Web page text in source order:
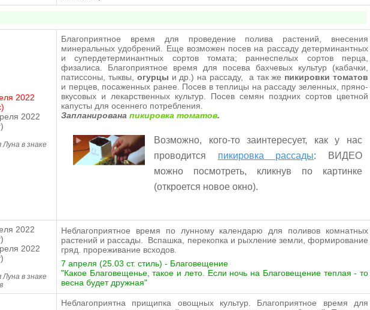
2022
2022
в знаке
Благоприятное время для проведение полива растений, внесения
минеральных удобрений. Еще возможен посев на рассаду детерминантных
и супердетерминантных сортов томата; раннеспелых сортов перца,
физалиса. Благоприятное время для посева бахчевых культур (кабачки,
патиссоны, тыквы, огурцы и др.) на рассаду, а так же пикировки томатов
и перцев, посаженных ранее. Посев в теплицы на рассаду зеленных, пряно-
вкусовых и лекарственных культур. Посев семян поздних сортов цветной
капусты для осеннего потребления.
Запланирована пикировка томатов.
Возможно, кого-то заинтересует, как у нас
проводится пикировка рассады: ВИДЕО
можно посмотреть, кликнув по картинке
(откроется новое окно).
2022
2022
в знаке
Неблагоприятное время по лунному календарю для поливов комнатных
растений и рассады. Вспашка, перекопка и рыхление земли, формирование
гряд. прореживание всходов.
7 апреля (25.03 ст. стиль) - Благовещение
"Какое Благовещенье, такое и лето. Если ночь на Благовещение теплая - то
весна будет дружная"
Неблагоприятна прищипка овощных культур. Благоприятное время для